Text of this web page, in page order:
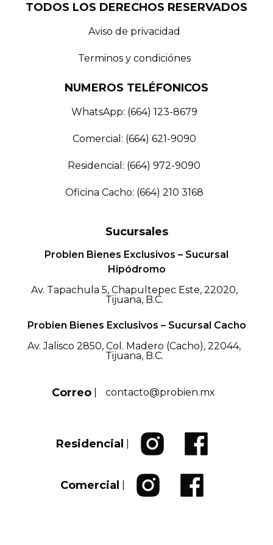
TODOS LOS DERECHOS RESERVADOS
Aviso de privacidad
Terminos y condiciónes
NUMEROS TELÉFONICOS
WhatsApp: (664) 123-8679
Comercial: (664) 621-9090
Residencial: (664) 972-9090
Oficina Cacho: (664) 210 3168
Sucursales
Probien Bienes Exclusivos – Sucursal
Hipódromo
Av. Tapachula 5, Chapultepec Este, 22020,
Tijuana, B.C.
Probien Bienes Exclusivos – Sucursal Cacho
Av. Jalisco 2850, Col. Madero (Cacho), 22044,
Tijuana, B.C.
Correo contacto@probien.mx
Residencial
Comercial